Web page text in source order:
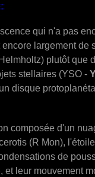
qui n'a pas
largement de
plutôt que
stellaires (YSO -
disque
composée d'un
(R Mon),
de
et leur mouvement